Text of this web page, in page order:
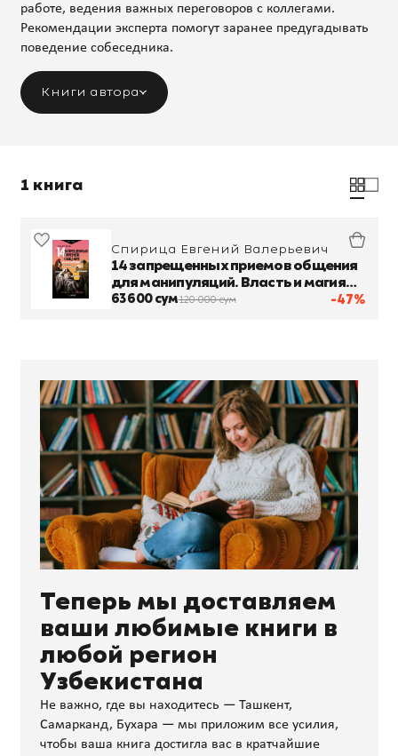
работе, ведения важных переговоров с коллегами.
Рекомендации эксперта помогут заранее предугадывать
поведение собеседника.
Книги автора
1 книга
-47%
Спирица Евгений Валерьевич
14 запрещенных приемов общения
для манипуляций. Власть и магия
слов
63 600 сум120 000 сум
Теперь мы доставляем
ваши любимые книги в
любой регион
Узбекистана
Не важно, где вы находитесь — Ташкент,
Самарканд, Бухара — мы приложим все усилия,
чтобы ваша книга достигла вас в кратчайшие